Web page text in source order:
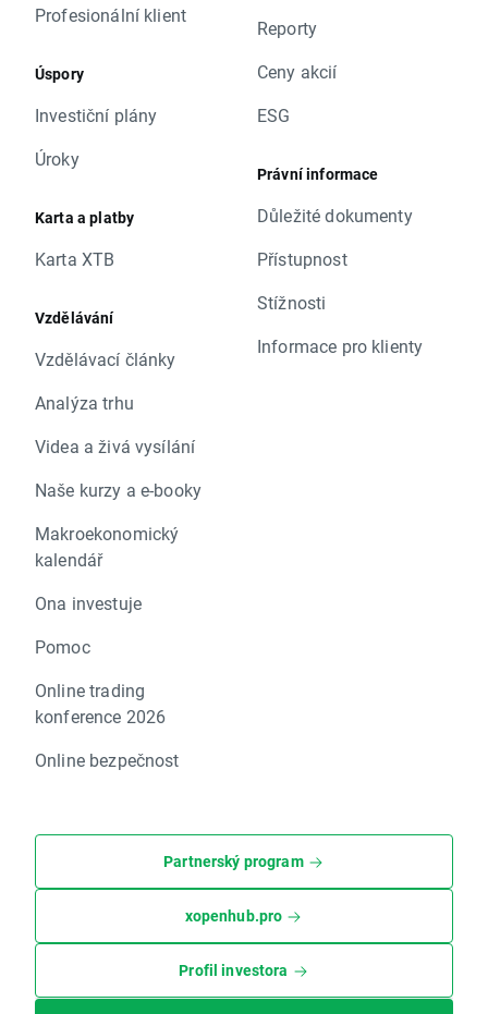
Profesionální klient
Úspory
Investiční plány
Úroky
Karta a platby
Karta XTB
Vzdělávání
Vzdělávací články
Analýza trhu
Videa a živá vysílání
Naše kurzy a e-booky
Makroekonomický
kalendář
Ona investuje
Pomoc
Online trading
konference 2026
Online bezpečnost
Reporty
Ceny akcií
ESG
Právní informace
Důležité dokumenty
Přístupnost
Stížnosti
Informace pro klienty
Partnerský program
xopenhub.pro
Profil investora